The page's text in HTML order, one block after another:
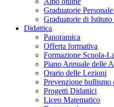
Graduatorie
Graduatorie di Istituto
Didattica
Panoramica
Offerta formativa
Formazione Scuola-
Piano Annuale delle
Orario delle Lezioni
Prevenzione bullismo
Progetti Didattici
Liceo Matematico